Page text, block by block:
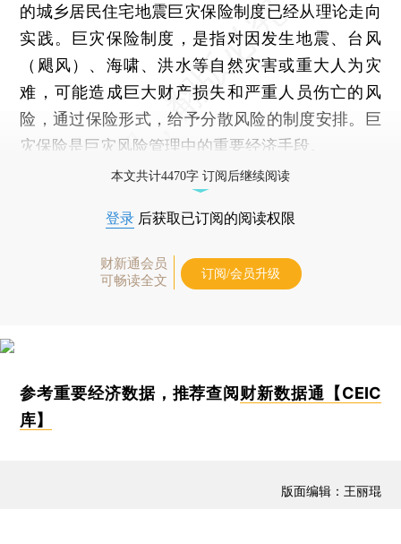
的城乡居民住宅地震巨灾保险制度已经从理论走向
实践。巨灾保险制度，是指对因发生地震、台风
（飓风）、海啸、洪水等自然灾害或重大人为灾
难，可能造成巨大财产损失和严重人员伤亡的风
险，通过保险形式，给予分散风险的制度安排。巨
灾保险是巨灾风险管理中的重要经济手段。
本文共计4470字 订阅后继续阅读
登录 后获取已订阅的阅读权限
财新通会员
可畅读全文
订阅/会员升级
参考重要经济数据，推荐查阅财新数据通【CEIC
库】
版面编辑：王丽琨